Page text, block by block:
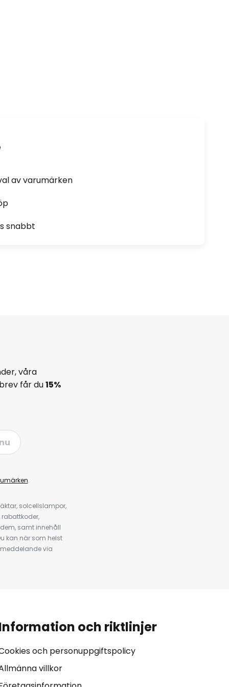
av varumärken
snabbt
våra
får du15%
.
solcellslampor,
samt innehåll
kan när som helst
via
och riktlinjer
och personuppgiftspolicy
villkor